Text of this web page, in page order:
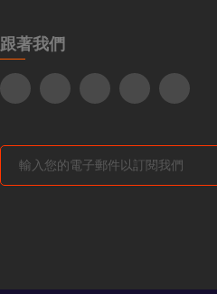
跟著我們